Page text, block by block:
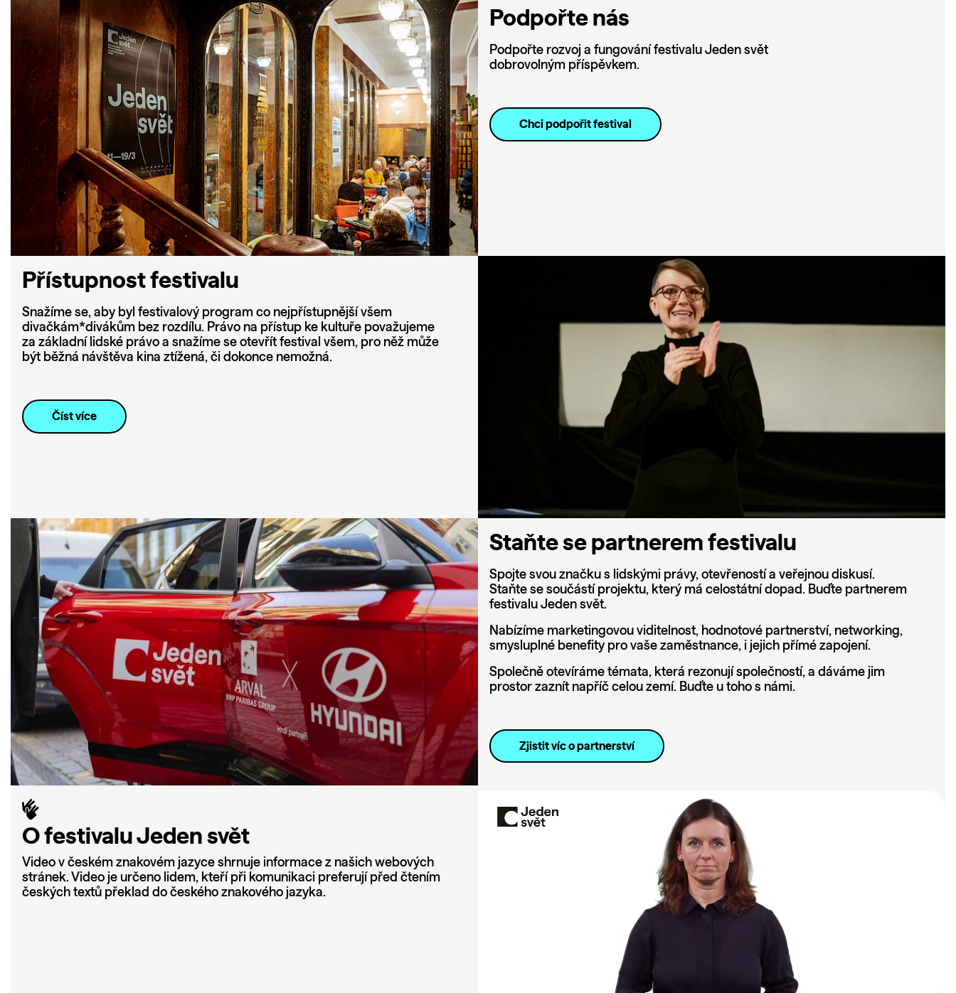
Podpořte nás
Podpořte rozvoj a fungování festivalu Jeden svět
dobrovolným příspěvkem.
Chci podpořit festival
Přístupnost festivalu
Snažíme se, aby byl festivalový program co nejpřístupnější všem
divačkám*divákům bez rozdílu. Právo na přístup ke kultuře považujeme
za základní lidské právo a snažíme se otevřít festival všem, pro něž může
být běžná návštěva kina ztížená, či dokonce nemožná.
Číst více
Staňte se partnerem festivalu
Spojte svou značku s lidskými právy, otevřeností a veřejnou diskusí.
Staňte se součástí projektu, který má celostátní dopad. Buďte partnerem
festivalu Jeden svět.
Nabízíme marketingovou viditelnost, hodnotové partnerství, networking,
smysluplné benefity pro vaše zaměstnance, i jejich přímé zapojení.
Společně otevíráme témata, která rezonují společností, a dáváme jim
prostor zaznít napříč celou zemí. Buďte u toho s námi.
Zjistit víc o partnerství
O festivalu Jeden svět
Video v českém znakovém jazyce shrnuje informace z našich webových
stránek. Video je určeno lidem, kteří při komunikaci preferují před čtením
českých textů překlad do českého znakového jazyka.